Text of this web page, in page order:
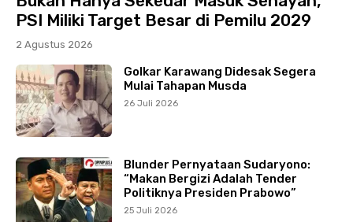
PSI Miliki Target Besar di Pemilu 2029
2 Agustus 2026
Golkar Karawang Didesak Segera
Mulai Tahapan Musda
26 Juli 2026
Blunder Pernyataan Sudaryono:
“Makan Bergizi Adalah Tender
Politiknya Presiden Prabowo”
25 Juli 2026